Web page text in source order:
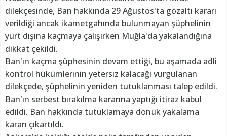
dilekçesinde, Ban hakkında 29 Ağustos'ta gözaltı kararı
verildiği ancak ikametgahında bulunmayan şüphelinin
yurt dışına kaçmaya çalışırken Muğla'da yakalandığına
dikkat çekildi.
Ban'ın kaçma şüphesinin devam ettiği, bu aşamada adli
kontrol hükümlerinin yetersiz kalacağı vurgulanan
dilekçede, şüphelinin yeniden tutuklanması talep edildi.
Ban'ın serbest bırakılma kararına yaptığı itiraz kabul
edildi. Ban hakkında tutuklamaya dönük yakalama
kararı çıkartıldı.